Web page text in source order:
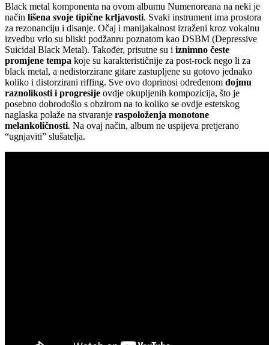
Black metal komponenta na ovom albumu Numenoreana na neki je
način lišena svoje tipične krljavosti. Svaki instrument ima prostora
za rezonanciju i disanje. Očaj i manijakalnost izraženi kroz vokalnu
izvedbu vrlo su bliski podžanru poznatom kao DSBM (Depressive
Suicidal Black Metal). Također, prisutne su i iznimno česte
promjene tempa koje su karakterističnije za post-rock nego li za
black metal, a nedistorzirane gitare zastupljene su gotovo jednako
koliko i distorzirani riffing. Sve ovo doprinosi određenom dojmu
raznolikosti i progresije ovdje okupljenih kompozicija, što je
posebno dobrodošlo s obzirom na to koliko se ovdje estetskog
naglaska polaže na stvaranje raspoloženja monotone
melankoličnosti. Na ovaj način, album ne uspijeva pretjerano
“ugnjaviti” slušatelja.